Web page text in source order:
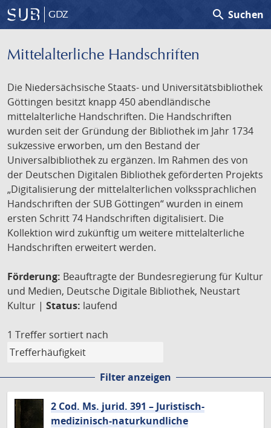
GDZ search Suchen
Mittelalterliche Handschriften
Die Niedersächsische Staats- und Universitätsbibliothek
Göttingen besitzt knapp 450 abendländische
mittelalterliche Handschriften. Die Handschriften
wurden seit der Gründung der Bibliothek im Jahr 1734
sukzessive erworben, um den Bestand der
Universalbibliothek zu ergänzen. Im Rahmen des von
der Deutschen Digitalen Bibliothek geförderten Projekts
„Digitalisierung der mittelalterlichen volkssprachlichen
Handschriften der SUB Göttingen“ wurden in einem
ersten Schritt 74 Handschriften digitalisiert. Die
Kollektion wird zukünftig um weitere mittelalterliche
Handschriften erweitert werden.
Förderung: Beauftragte der Bundesregierung für Kultur
und Medien, Deutsche Digitale Bibliothek, Neustart
Kultur | Status: laufend
1 Treffer sortiert nach
Filter anzeigen
2 Cod. Ms. jurid. 391 – Juristisch-
medizinisch-naturkundliche